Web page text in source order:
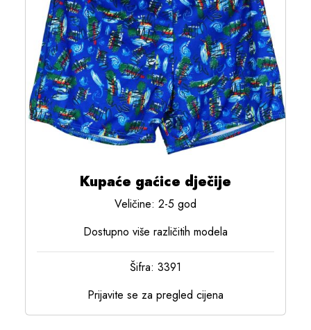
Kupaće gaćice dječije
Veličine: 2-5 god
Dostupno više različitih modela
Šifra: 3391
Prijavite se za pregled cijena